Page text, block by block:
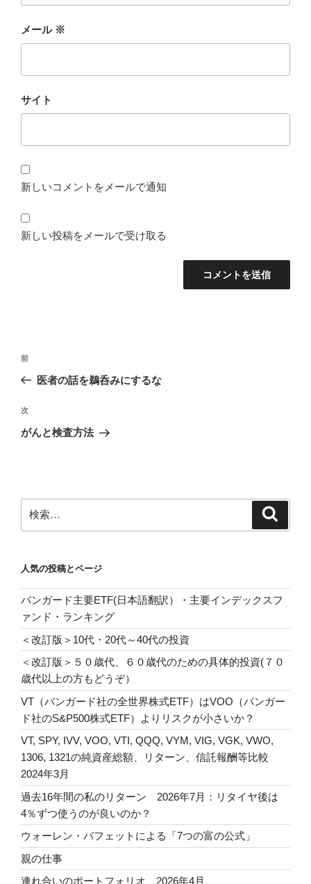
メール ※
サイト
新しいコメントをメールで通知
新しい投稿をメールで受け取る
投
ビ
ゲ
ン
前
の
稿
前
医者の話を鵜呑みにするな
次
の
次
がんと検査方法
索:
人気の投稿とページ
バンガード主要ETF(日本語翻訳）・主要インデックスフ
ァンド・ランキング
＜改訂版＞10代・20代～40代の投資
＜改訂版＞５０歳代、６０歳代のための具体的投資(７０
歳代以上の方もどうぞ）
VT（バンガード社の全世界株式ETF）はVOO（バンガー
ド社のS&P500株式ETF）よりリスクが小さいか？
VT, SPY, IVV, VOO, VTI, QQQ, VYM, VIG, VGK, VWO,
1306, 1321の純資産総額、リターン、信託報酬等比較
2024年3月
過去16年間の私のリターン 2026年7月：リタイヤ後は
4％ずつ使うのが良いのか？
ウォーレン・バフェットによる「7つの富の公式」
親の仕事
連れ合いのポートフォリオ 2026年4月